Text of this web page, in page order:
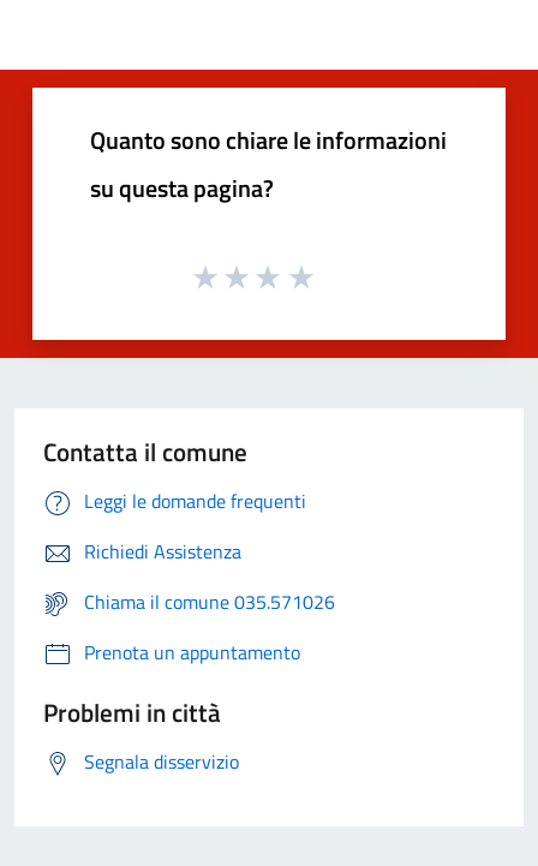
Quanto sono chiare le informazioni
su questa pagina?
Contatta il comune
Leggi le domande frequenti
Richiedi Assistenza
Chiama il comune 035.571026
Prenota un appuntamento
Problemi in città
Segnala disservizio